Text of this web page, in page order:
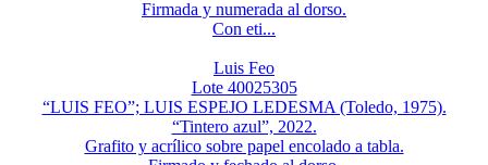
Firmada y numerada al dorso.
Con eti...
Luis Feo
Lote 40025305
“LUIS FEO”; LUIS ESPEJO LEDESMA (Toledo, 1975).
“Tintero azul”, 2022.
Grafito y acrílico sobre papel encolado a tabla.